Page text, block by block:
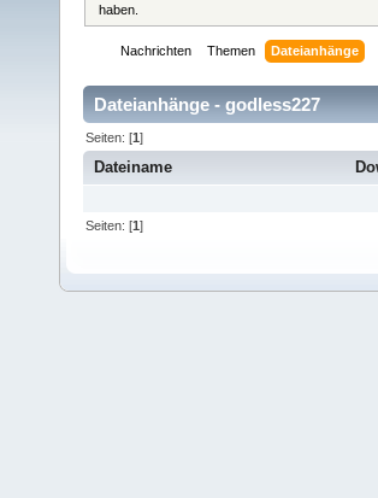
haben.
Nachrichten Themen Dateianhänge
Dateianhänge - godless227
Seiten: [1]
Dateiname
Seiten: [1]